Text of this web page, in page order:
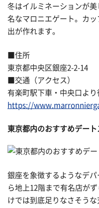
冬はイルミネーションが
名なマロニエゲート。カ
出が作れます。
■住所
東京都中央区銀座2-2-14
■交通（アクセス）
有楽町駅下車・中央口より
https://
東京都内のおすすめデー
銀座を象徴するようなデ
ら地上12階まで有名店が
けでは到底足りなさそう